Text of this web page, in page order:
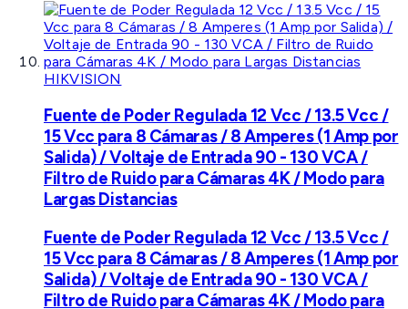
HIKVISION
Fuente de Poder Regulada 12 Vcc / 13.5 Vcc /
15 Vcc para 8 Cámaras / 8 Amperes (1 Amp por
Salida) / Voltaje de Entrada 90 - 130 VCA /
Filtro de Ruido para Cámaras 4K / Modo para
Largas Distancias
Fuente de Poder Regulada 12 Vcc / 13.5 Vcc /
15 Vcc para 8 Cámaras / 8 Amperes (1 Amp por
Salida) / Voltaje de Entrada 90 - 130 VCA /
Filtro de Ruido para Cámaras 4K / Modo para